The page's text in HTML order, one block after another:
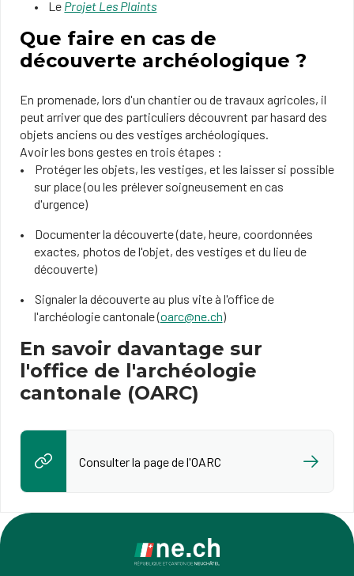
Le Projet Les Plaints
Que faire en cas de
découverte archéologique ?
En promenade, lors d'un chantier ou de travaux agricoles, il
peut arriver que des particuliers découvrent par hasard des
objets anciens ou des vestiges archéologiques.
Avoir les bons gestes en trois étapes :
Protéger les objets, les vestiges, et les laisser si possible
sur place (ou les prélever soigneusement en cas
d'urgence)
Documenter la découverte (date, heure, coordonnées
exactes, photos de l'objet, des vestiges et du lieu de
découverte)
Signaler la découverte au plus vite à l'office de
l'archéologie cantonale (oarc@ne.ch)
En savoir davantage sur
l'office de l'archéologie
cantonale (OARC)
Consulter la page de l'OARC